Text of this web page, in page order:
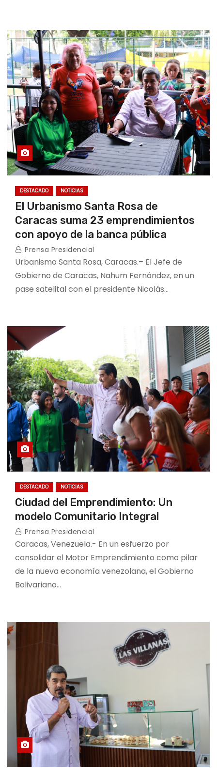
DESTACADO NOTICIAS
El Urbanismo Santa Rosa de
Caracas suma 23 emprendimientos
con apoyo de la banca pública
Prensa Presidencial
Urbanismo Santa Rosa, Caracas.– El Jefe de
Gobierno de Caracas, Nahum Fernández, en un
pase satelital con el presidente Nicolás…
DESTACADO NOTICIAS
Ciudad del Emprendimiento: Un
modelo Comunitario Integral
Prensa Presidencial
Caracas, Venezuela.- En un esfuerzo por
consolidar el Motor Emprendimiento como pilar
de la nueva economía venezolana, el Gobierno
Bolivariano…